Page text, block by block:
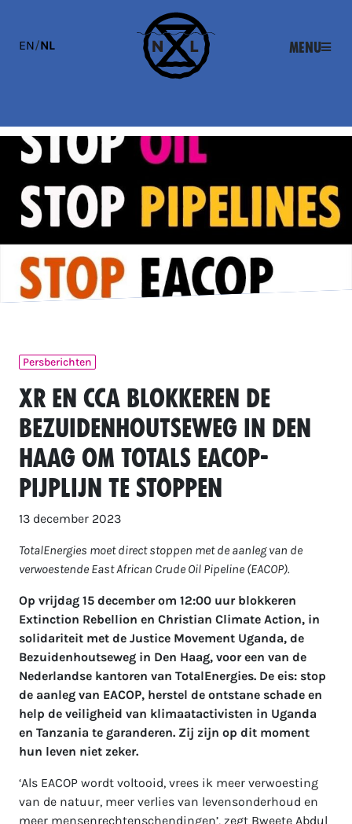
EN/NL Menu
Persberichten
XR en CCA blokkeren de
Bezuidenhoutseweg in Den
Haag om Totals EACOP-
pijplijn te stoppen
13 december 2023
TotalEnergies moet direct stoppen met de aanleg van de
verwoestende East African Crude Oil Pipeline (EACOP).
Op vrijdag 15 december om 12:00 uur blokkeren
Extinction Rebellion en Christian Climate Action, in
solidariteit met de Justice Movement Uganda, de
Bezuidenhoutseweg in Den Haag, voor een van de
Nederlandse kantoren van TotalEnergies. De eis: stop
de aanleg van EACOP, herstel de ontstane schade en
help de veiligheid van klimaatactivisten in Uganda
en Tanzania te garanderen. Zij zijn op dit moment
hun leven niet zeker.
‘Als EACOP wordt voltooid, vrees ik meer verwoesting
van de natuur, meer verlies van levensonderhoud en
meer mensenrechtenschendingen’, zegt Bweete Abdul